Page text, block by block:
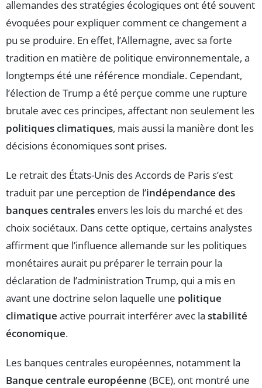
allemandes des stratégies écologiques ont été souvent
évoquées pour expliquer comment ce changement a
pu se produire. En effet, l’Allemagne, avec sa forte
tradition en matière de politique environnementale, a
longtemps été une référence mondiale. Cependant,
l’élection de Trump a été perçue comme une rupture
brutale avec ces principes, affectant non seulement les
politiques climatiques, mais aussi la manière dont les
décisions économiques sont prises.
Le retrait des États-Unis des Accords de Paris s’est
traduit par une perception de l’indépendance des
banques centrales envers les lois du marché et des
choix sociétaux. Dans cette optique, certains analystes
affirment que l’influence allemande sur les politiques
monétaires aurait pu préparer le terrain pour la
déclaration de l’administration Trump, qui a mis en
avant une doctrine selon laquelle une politique
climatique active pourrait interférer avec la stabilité
économique.
Les banques centrales européennes, notamment la
Banque centrale européenne (BCE), ont montré une